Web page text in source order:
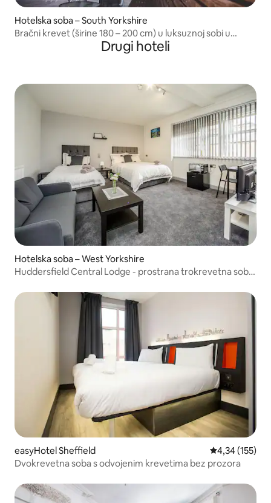
Hotelska soba – South Yorkshire
Bračni krevet (širine 180 – 200 cm) u luksuznoj sobi u
hotelu George Wright Boutique Hotel & Bar
Drugi hoteli
Hotelska soba – West Yorkshire
Huddersfield Central Lodge - prostrana trokrevetna soba
easyHotel Sheffield Prosječna
4,34 (155)
Dvokrevetna soba s odvojenim krevetima bez prozora